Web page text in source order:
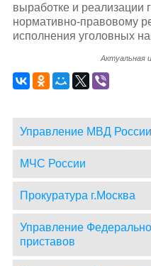
выработке и реализации
нормативно-правовому
исполнения уголовных
Актуальная
Управление МВД России
МЧС России
Прокуратура г.Москва
Управление
приставов